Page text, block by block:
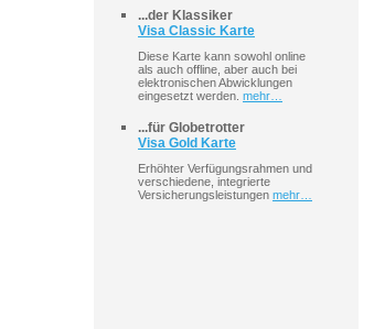
...der Klassiker
Visa Classic Karte
Diese Karte kann sowohl online
als auch offline, aber auch bei
elektronischen Abwicklungen
eingesetzt werden. mehr…
...für Globetrotter
Visa Gold Karte
Erhöhter Verfügungsrahmen und
verschiedene, integrierte
Versicherungsleistungen mehr…